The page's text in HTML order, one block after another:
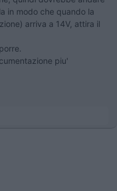
in modo che quando la
arriva a 14V, attira il
piu'